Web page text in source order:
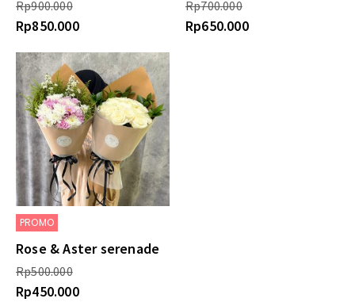
Rp900.000
Rp850.000
Rp700.000
Rp650.000
PROMO
Rose & Aster serenade
Rp500.000
Rp450.000